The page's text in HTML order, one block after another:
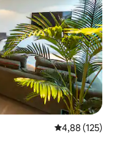
Évaluation
4,88 (125)